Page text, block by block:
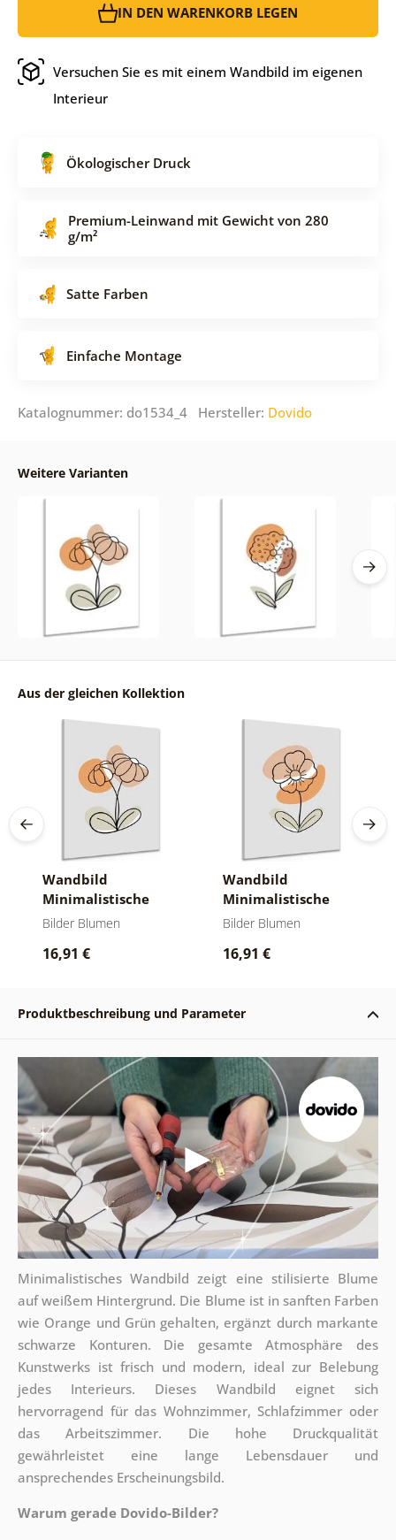
IN DEN WARENKORB LEGEN
Versuchen Sie es mit einem Wandbild im eigenen
Interieur
Ökologischer Druck
Premium-Leinwand mit Gewicht von 280
g/m²
Satte Farben
Einfache Montage
Katalognummer: do1534_4 Hersteller: Dovido
Weitere Varianten
Aus der gleichen Kollektion
Wandbild
Minimalistische
Blume No1
Bilder Blumen
16,91 €
Wandbild
Minimalistische
Blume No4
Bilder Blumen
16,91 €
Produktbeschreibung und Parameter
Minimalistisches Wandbild zeigt eine stilisierte Blume
auf weißem Hintergrund. Die Blume ist in sanften Farben
wie Orange und Grün gehalten, ergänzt durch markante
schwarze Konturen. Die gesamte Atmosphäre des
Kunstwerks ist frisch und modern, ideal zur Belebung
jedes Interieurs. Dieses Wandbild eignet sich
hervorragend für das Wohnzimmer, Schlafzimmer oder
das Arbeitszimmer. Die hohe Druckqualität
gewährleistet eine lange Lebensdauer und
ansprechendes Erscheinungsbild.
Warum gerade Dovido-Bilder?